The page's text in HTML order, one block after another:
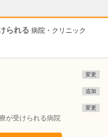
られる 病院・クリニック
変更
追加
が受けられる病院
変更